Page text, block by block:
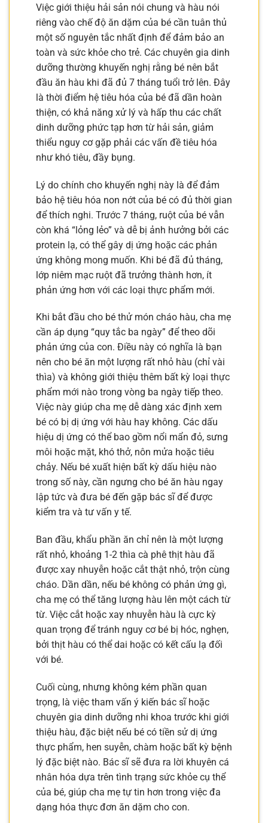
Việc giới thiệu hải sản nói chung và hàu nói
riêng vào chế độ ăn dặm của bé cần tuân thủ
một số nguyên tắc nhất định để đảm bảo an
toàn và sức khỏe cho trẻ. Các chuyên gia dinh
dưỡng thường khuyến nghị rằng bé nên bắt
đầu ăn hàu khi đã đủ 7 tháng tuổi trở lên. Đây
là thời điểm hệ tiêu hóa của bé đã dần hoàn
thiện, có khả năng xử lý và hấp thu các chất
dinh dưỡng phức tạp hơn từ hải sản, giảm
thiểu nguy cơ gặp phải các vấn đề tiêu hóa
như khó tiêu, đầy bụng.
Lý do chính cho khuyến nghị này là để đảm
bảo hệ tiêu hóa non nớt của bé có đủ thời gian
để thích nghi. Trước 7 tháng, ruột của bé vẫn
còn khá “lỏng lẻo” và dễ bị ảnh hưởng bởi các
protein lạ, có thể gây dị ứng hoặc các phản
ứng không mong muốn. Khi bé đã đủ tháng,
lớp niêm mạc ruột đã trưởng thành hơn, ít
phản ứng hơn với các loại thực phẩm mới.
Khi bắt đầu cho bé thử món cháo hàu, cha mẹ
cần áp dụng “quy tắc ba ngày” để theo dõi
phản ứng của con. Điều này có nghĩa là bạn
nên cho bé ăn một lượng rất nhỏ hàu (chỉ vài
thìa) và không giới thiệu thêm bất kỳ loại thực
phẩm mới nào trong vòng ba ngày tiếp theo.
Việc này giúp cha mẹ dễ dàng xác định xem
bé có bị dị ứng với hàu hay không. Các dấu
hiệu dị ứng có thể bao gồm nổi mẩn đỏ, sưng
môi hoặc mặt, khó thở, nôn mửa hoặc tiêu
chảy. Nếu bé xuất hiện bất kỳ dấu hiệu nào
trong số này, cần ngưng cho bé ăn hàu ngay
lập tức và đưa bé đến gặp bác sĩ để được
kiểm tra và tư vấn y tế.
Ban đầu, khẩu phần ăn chỉ nên là một lượng
rất nhỏ, khoảng 1-2 thìa cà phê thịt hàu đã
được xay nhuyễn hoặc cắt thật nhỏ, trộn cùng
cháo. Dần dần, nếu bé không có phản ứng gì,
cha mẹ có thể tăng lượng hàu lên một cách từ
từ. Việc cắt hoặc xay nhuyễn hàu là cực kỳ
quan trọng để tránh nguy cơ bé bị hóc, nghẹn,
bởi thịt hàu có thể dai hoặc có kết cấu lạ đối
với bé.
Cuối cùng, nhưng không kém phần quan
trọng, là việc tham vấn ý kiến bác sĩ hoặc
chuyên gia dinh dưỡng nhi khoa trước khi giới
thiệu hàu, đặc biệt nếu bé có tiền sử dị ứng
thực phẩm, hen suyễn, chàm hoặc bất kỳ bệnh
lý đặc biệt nào. Bác sĩ sẽ đưa ra lời khuyên cá
nhân hóa dựa trên tình trạng sức khỏe cụ thể
của bé, giúp cha mẹ tự tin hơn trong việc đa
dạng hóa thực đơn ăn dặm cho con.